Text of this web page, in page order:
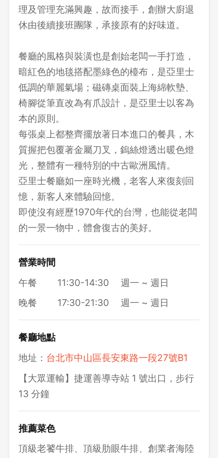
理及管理充滿興趣，故而接手，創辦大廚退
休由後續接班團隊，承接原有的好味道。
​餐廳的風格與裝潢也是創始老闆一手打造，
暗紅色的地毯搭配墨綠色的檯布，是亞里士
低調的華麗氣場；磁磚桌面裝上海綿軟墊、
椅腳從筆直改為有爪設計，是亞里士以客為
本的原則。
每張桌上都整齊擺放著日本進口的餐具，木
質握把包覆著金屬刀叉，鎢絲燈透出暖色燈
光，整體有一種特別的中古歐洲風情。
亞里士餐廳如一座時光機，老客人來復刻回
憶，新客人來體驗回憶。
即使沒有經歷1970年代的台灣，也能從老闆
的一景一物中，體會復古的美好。
營業時間
午餐
11:30-14:30
週一 ~ 週日
晚餐
17:30-21:30 週一 ~ 週日
餐廳地點
地址： 台北市中山區長安東路一段27號B1
【大眾運輸】捷運善導寺站 1 號出口，步行
13 分鐘
推薦菜色
頂級老饕牛排、頂級肋眼牛排、創業者海陸